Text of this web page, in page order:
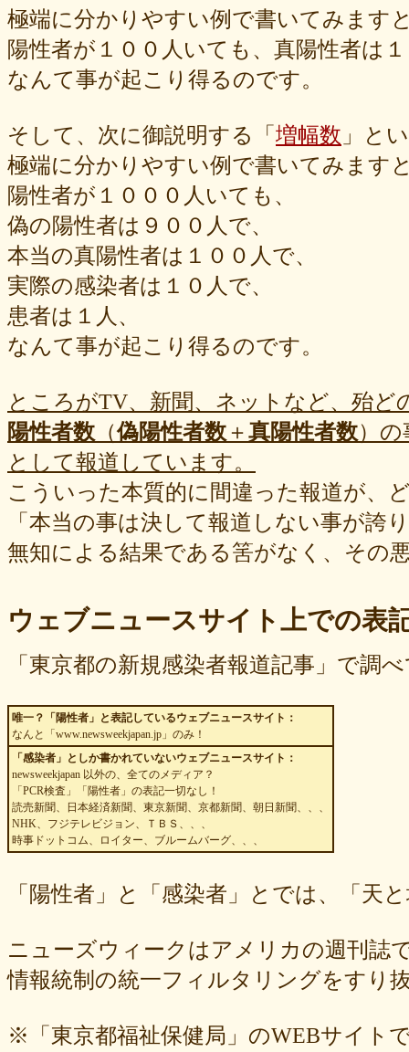
極端に分かりやすい例で書いてみます
陽性者が１００人いても、真陽性者は
なんて事が起こり得るのです。
そして、次に御説明する「増幅数 」と
極端に分かりやすい例で書いてみます
陽性者が１０００人いても、
偽の陽性者は９００人で、
本当の真陽性者は１００人で、
実際の感染者は１０人で、
患者は１人、
なんて事が起こり得るのです。
ところがTV、新聞、ネットなど、殆
陽性者数 （偽陽性者数＋真陽性者数）
として報道しています。
こういった本質的に間違った報道が、
「本当の事は決して報道しない事が誇
無知による結果である筈がなく、その
ウェブニュースサイト上での表
「東京都の新規感染者報道記事」で調
唯一？「陽性者」と表記しているウェブニュースサイト：
なんと「www.newsweekjapan.jp」のみ！
「感染者」としか書かれていないウェブニュースサイト：
newsweekjapan 以外の、全てのメディア？
「PCR検査」「陽性者」の表記一切なし！
読売新聞、日本経済新聞、東京新聞、京都新聞、朝日新聞、、、
NHK、フジテレビジョン、ＴＢＳ、、、
時事ドットコム、ロイター、ブルームバーグ、、、
「陽性者」と「感染者」とでは、「天
ニューズウィークはアメリカの週刊誌
情報統制の統一フィルタリングをすり
※「東京都福祉保健局」のWEBサイト